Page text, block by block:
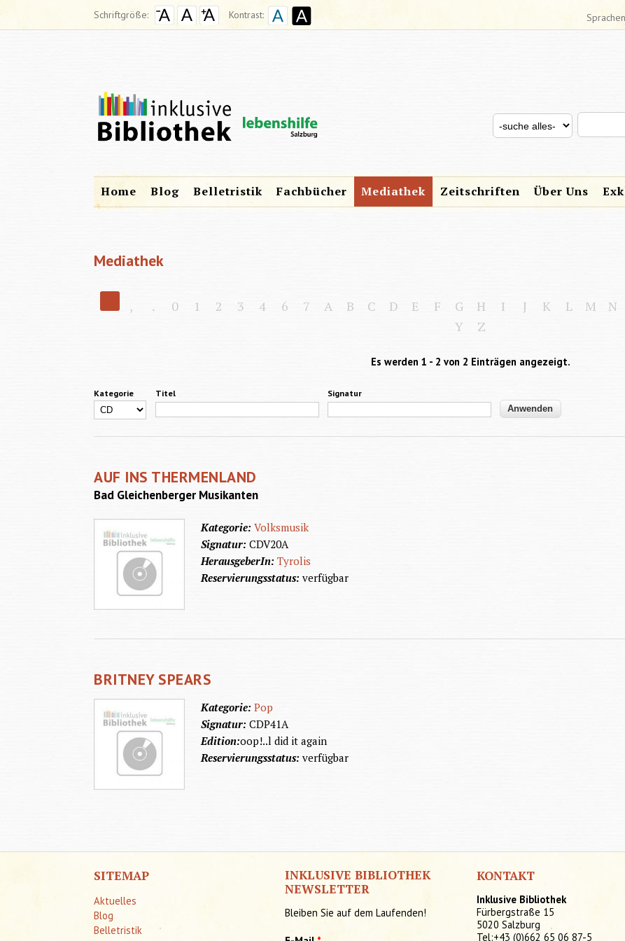
Schriftgröße: Kontrast: Sprachen
SUCHFORMULAR
Search
Search for
Home Blog Belletristik Fachbücher Mediathek Zeitschriften Über Uns
Mediathek
, . 0 1 2 3 4 6 7 A B C D E F G H I J K L M N
Y
Z
Es werden 1 - 2 von 2 Einträgen angezeigt.
Kategorie Titel Signatur
AUF INS THERMENLAND
Bad Gleichenberger Musikanten
Kategorie: Volksmusik
Signatur: CDV20A
HerausgeberIn: Tyrolis
Reservierungsstatus: verfügbar
BRITNEY SPEARS
Kategorie: Pop
Signatur: CDP41A
Edition:oop!..l did it again
Reservierungsstatus: verfügbar
SITEMAP
Aktuelles
Blog
Belletristik
INKLUSIVE BIBLIOTHEK
NEWSLETTER
Bleiben Sie auf dem Laufenden!
KONTAKT
Inklusive Bibliothek
Fürbergstraße 15
5020 Salzburg
Tel:+43 (0)662 65 06 87-5